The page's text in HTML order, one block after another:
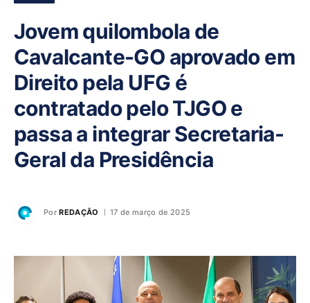
Jovem quilombola de
Cavalcante-GO aprovado em
Direito pela UFG é
contratado pelo TJGO e
passa a integrar Secretaria-
Geral da Presidência
Por REDAÇÃO 17 de março de 2025